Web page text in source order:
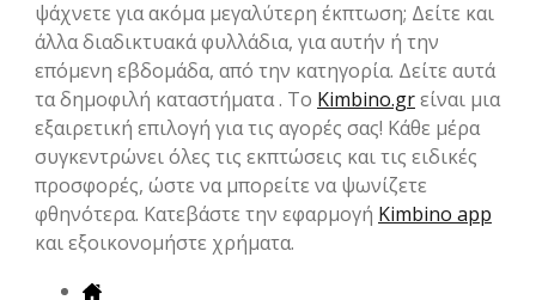
ψάχνετε για ακόμα μεγαλύτερη έκπτωση; Δείτε και
άλλα διαδικτυακά φυλλάδια, για αυτήν ή την
επόμενη εβδομάδα, από την κατηγορία. Δείτε αυτά
τα δημοφιλή καταστήματα . Το Kimbino.grείναι μια
εξαιρετική επιλογή για τις αγορές σας! Κάθε μέρα
συγκεντρώνει όλες τις εκπτώσεις και τις ειδικές
προσφορές, ώστε να μπορείτε να ψωνίζετε
φθηνότερα. Κατεβάστε την εφαρμογή Kimbino app
και εξοικονομήστε χρήματα.